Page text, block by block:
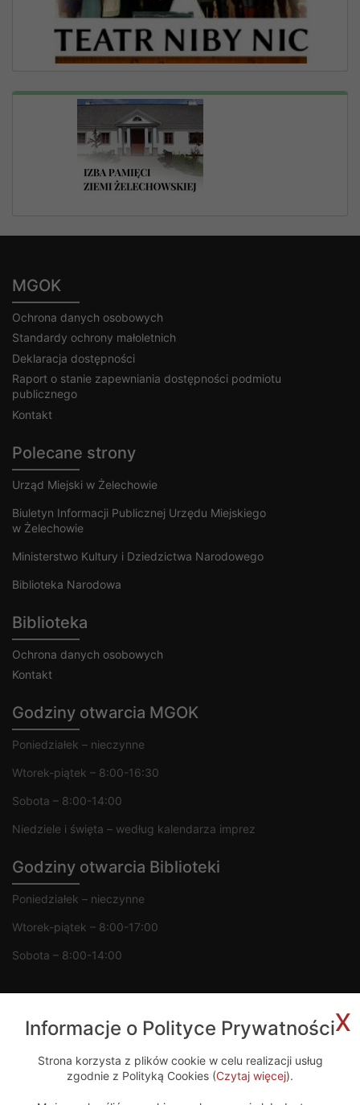
MGOK
Ochrona danych osobowych
Standardy ochrony małoletnich
Deklaracja dostępności
Raport o stanie zapewniania dostępności podmiotu
publicznego
Kontakt
Polecane strony
Urząd Miejski w Żelechowie
Biuletyn Informacji Publicznej Urzędu Miejskiego
w Żelechowie
Ministerstwo Kultury i Dziedzictwa Narodowego
Biblioteka Narodowa
Biblioteka
Ochrona danych osobowych
Kontakt
Godziny otwarcia MGOK
Poniedziałek – nieczynne
Wtorek-piątek – 8:00-16:30
Sobota – 8:00-14:00
Niedziele i święta – według kalendarza imprez
Godziny otwarcia Biblioteki
Poniedziałek – nieczynne
Wtorek-piątek – 8:00-17:00
Sobota – 8:00-14:00
Projekt i wykonanie
x
Informacje o Polityce Prywatności
Strona korzysta z plików cookie w celu realizacji usług
zgodnie z Polityką Cookies (Czytaj więcej).